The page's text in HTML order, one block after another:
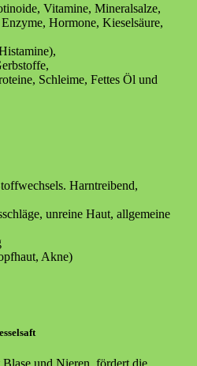
Vitamine, Mineralsalze,
Hormone, Kieselsäure,
Schleime, Fettes Öl und
Harntreibend,
unreine Haut, allgemeine
Akne)
und Nieren, fördert die